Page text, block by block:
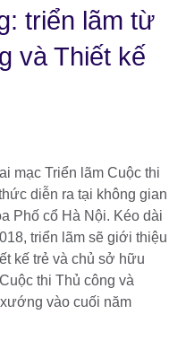
triển lãm từ
và Thiết kế
mạc Triển lãm Cuộc thi
diễn ra tại không gian
Phố cổ Hà Nội. Kéo dài
triển lãm sẽ giới thiệu
kế trẻ và chủ sở hữu
thi Thủ công và
vào cuối năm